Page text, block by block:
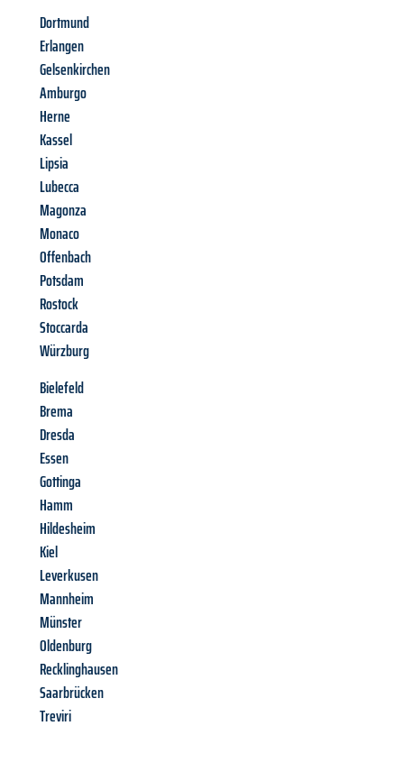
Dortmund
Erlangen
Gelsenkirchen
Amburgo
Herne
Kassel
Lipsia
Lubecca
Magonza
Monaco
Offenbach
Potsdam
Rostock
Stoccarda
Würzburg
Bielefeld
Brema
Dresda
Essen
Gottinga
Hamm
Hildesheim
Kiel
Leverkusen
Mannheim
Münster
Oldenburg
Recklinghausen
Saarbrücken
Treviri